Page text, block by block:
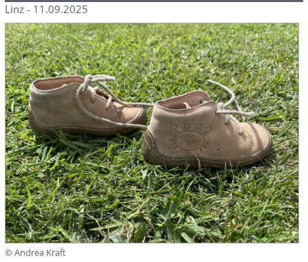
Linz - 11.09.2025
© Andrea Kraft